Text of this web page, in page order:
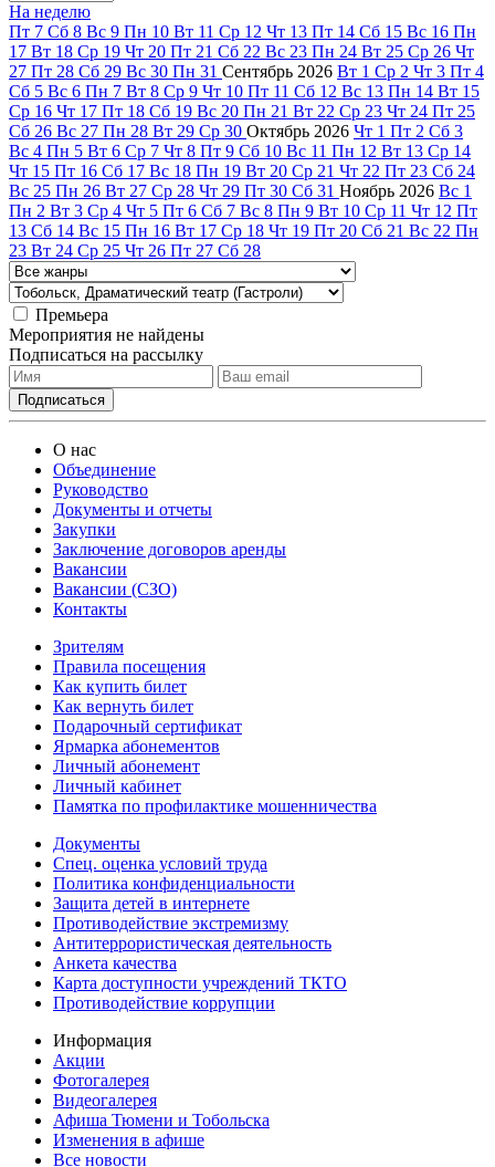
На неделю
Пт 7 Сб 8 Вс 9 Пн 10 Вт 11 Ср 12 Чт 13 Пт 14 Сб 15 Вс 16 Пн
17 Вт 18 Ср 19 Чт 20 Пт 21 Сб 22 Вс 23 Пн 24 Вт 25 Ср 26 Чт
27 Пт 28 Сб 29 Вс 30 Пн 31 Сентябрь 2026 Вт 1 Ср 2 Чт 3 Пт 4
Сб 5 Вс 6 Пн 7 Вт 8 Ср 9 Чт 10 Пт 11 Сб 12 Вс 13 Пн 14 Вт 15
Ср 16 Чт 17 Пт 18 Сб 19 Вс 20 Пн 21 Вт 22 Ср 23 Чт 24 Пт 25
Сб 26 Вс 27 Пн 28 Вт 29 Ср 30 Октябрь 2026 Чт 1 Пт 2 Сб 3
Вс 4 Пн 5 Вт 6 Ср 7 Чт 8 Пт 9 Сб 10 Вс 11 Пн 12 Вт 13 Ср 14
Чт 15 Пт 16 Сб 17 Вс 18 Пн 19 Вт 20 Ср 21 Чт 22 Пт 23 Сб 24
Вс 25 Пн 26 Вт 27 Ср 28 Чт 29 Пт 30 Сб 31 Ноябрь 2026 Вс 1
Пн 2 Вт 3 Ср 4 Чт 5 Пт 6 Сб 7 Вс 8 Пн 9 Вт 10 Ср 11 Чт 12 Пт
13 Сб 14 Вс 15 Пн 16 Вт 17 Ср 18 Чт 19 Пт 20 Сб 21 Вс 22 Пн
23 Вт 24 Ср 25 Чт 26 Пт 27 Сб 28
Премьера
Мероприятия не найдены
Подписаться на рассылку
О нас
Объединение
Руководство
Документы и отчеты
Закупки
Заключение договоров аренды
Вакансии
Вакансии (СЗО)
Контакты
Зрителям
Правила посещения
Как купить билет
Как вернуть билет
Подарочный сертификат
Ярмарка абонементов
Личный абонемент
Личный кабинет
Памятка по профилактике мошенничества
Документы
Спец. оценка условий труда
Политика конфиденциальности
Защита детей в интернете
Противодействие экстремизму
Антитеррористическая деятельность
Анкета качества
Карта доступности учреждений ТКТО
Противодействие коррупции
Информация
Акции
Фотогалерея
Видеогалерея
Афиша Тюмени и Тобольска
Изменения в афише
Все новости